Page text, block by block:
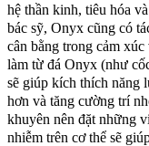
hệ thần kinh, tiêu hóa
bác sỹ, Onyx cũng có
cân bằng trong cảm
làm từ đá Onyx (như
sẽ giúp kích thích năng
hơn và tăng cường trí
khuyên nên đặt những
nhiễm trên cơ thể sẽ